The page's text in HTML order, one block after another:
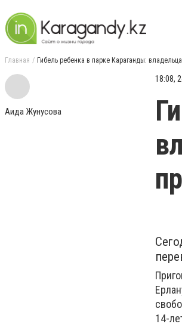
Главная Гибель ребенка в парке Караганды:
Аида Жунусова
18:08,
14-